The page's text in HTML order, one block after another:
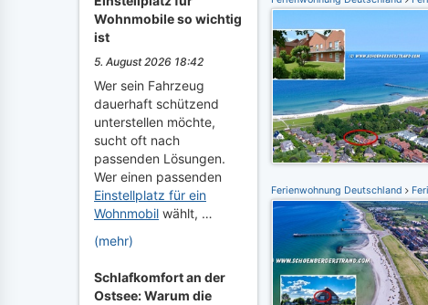
Wohnmobile so wichtig
ist
5. August 2026 18:42
Wer sein Fahrzeug
dauerhaft schützend
unterstellen möchte,
sucht oft nach
passenden Lösungen.
Wer einen passenden
Einstellplatz für ein
Wohnmobil wählt, …
(mehr)
Schlafkomfort an der
Ostsee: Warum die
Ferienwohnung Deutschland